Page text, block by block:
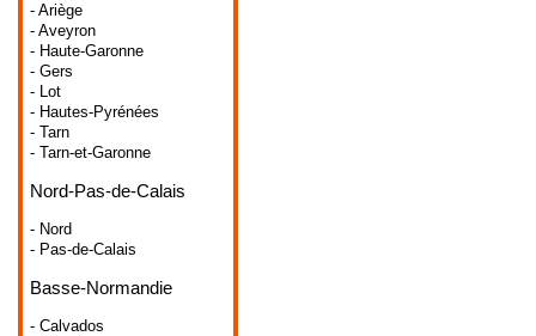
- Ariège
- Aveyron
- Haute-Garonne
- Gers
- Lot
- Hautes-Pyrénées
- Tarn
- Tarn-et-Garonne
Nord-Pas-de-Calais
- Nord
- Pas-de-Calais
Basse-Normandie
- Calvados